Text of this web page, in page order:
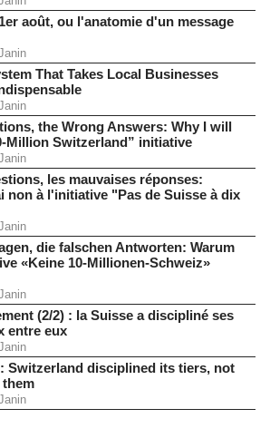
août, ou l'anatomie d'un message
That Takes Local Businesses
the Wrong Answers: Why I will
Million Switzerland” initiative
les mauvaises réponses:
non à l'initiative "Pas de Suisse à dix
die falschen Antworten: Warum
«Keine 10-Millionen-Schweiz»
(2/2) : la Suisse a discipliné ses
entre eux
Switzerland disciplined its tiers, not